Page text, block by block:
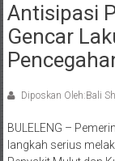
Antisipasi
Gencar
Diposkan Oleh:Bali
BULELENG –
langkah serius